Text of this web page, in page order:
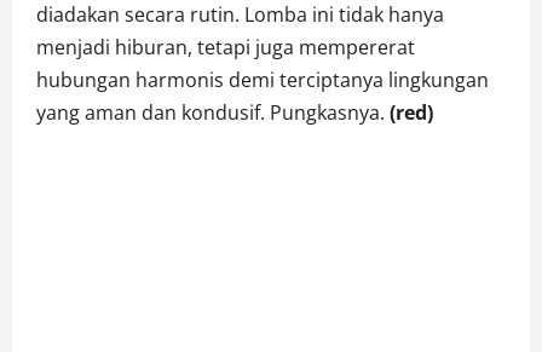
diadakan secara rutin. Lomba ini tidak hanya
menjadi hiburan, tetapi juga mempererat
hubungan harmonis demi terciptanya lingkungan
yang aman dan kondusif. Pungkasnya. (red)